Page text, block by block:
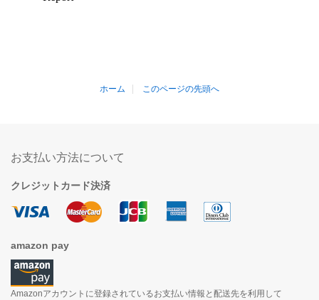
ホーム このページの先頭へ
お支払い方法について
クレジットカード決済
amazon pay
Amazonアカウントに登録されているお支払い情報と配送先を利用して